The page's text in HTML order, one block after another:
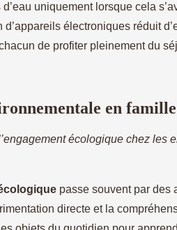
uniquement lorsque cela
électroniques réduit
de profiter pleinement du
en famille
écologique chez les
passe souvent par des
directe et la